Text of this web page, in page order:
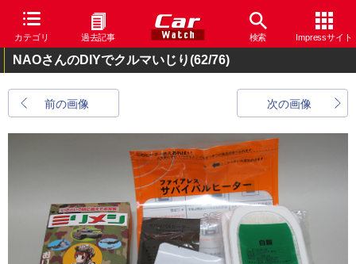
カテゴリ 過去記事 検索 Impressサイト
NAOさんのDIYでクルマいじり(62/76)
前の画像 次の画像